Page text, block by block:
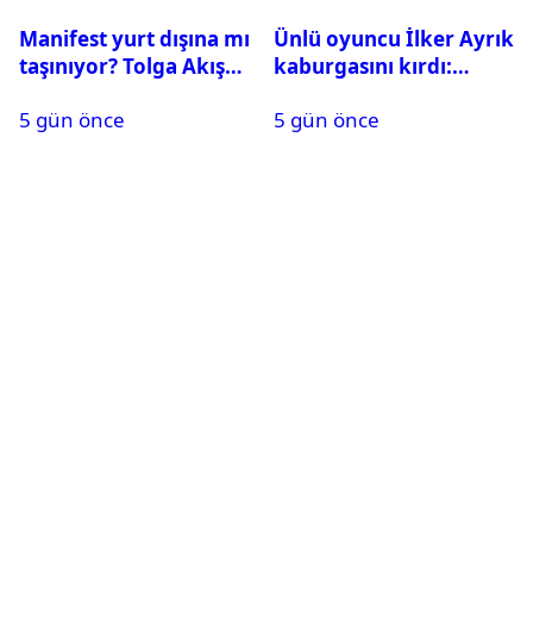
Manifest yurt dışına mı
taşınıyor? Tolga Akış
5 gün önce
Ünlü oyuncu İlker Ayrık
kaburgasını kırdı:
5 gün önce